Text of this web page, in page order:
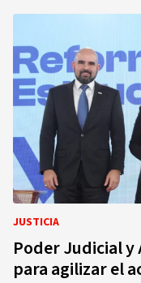
JUSTICIA
Poder Judicial y
para agilizar el